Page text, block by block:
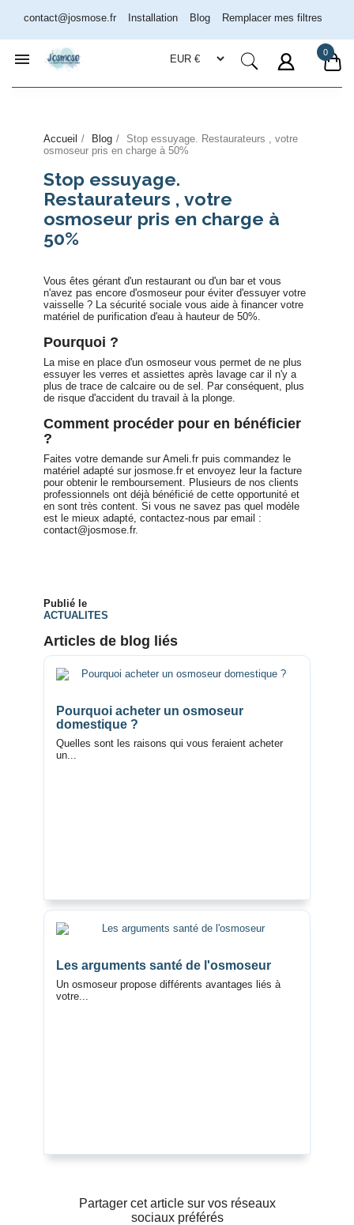
contact@josmose.fr Installation Blog Remplacer mes filtres
 0
Accueil Blog
Stop essuyage. Restaurateurs , votre
osmoseur pris en charge à 50%
Stop essuyage.
Restaurateurs , votre
osmoseur pris en charge à
50%
Vous êtes gérant d'un restaurant ou d'un bar et vous
n'avez pas encore d'osmoseur pour éviter d'essuyer votre
vaisselle ? La sécurité sociale vous aide à financer votre
matériel de purification d'eau à hauteur de 50%.
Pourquoi ?
La mise en place d'un osmoseur vous permet de ne plus
essuyer les verres et assiettes après lavage car il n'y a
plus de trace de calcaire ou de sel. Par conséquent, plus
de risque d'accident du travail à la plonge.
Comment procéder pour en bénéficier
?
Faites votre demande sur Ameli.fr puis commandez le
matériel adapté sur josmose.fr et envoyez leur la facture
pour obtenir le remboursement. Plusieurs de nos clients
professionnels ont déjà bénéficié de cette opportunité et
en sont très content. Si vous ne savez pas quel modèle
est le mieux adapté, contactez-nous par email :
contact@josmose.fr.
Publié le
ACTUALITES
Articles de blog liés
Pourquoi acheter un osmoseur
domestique ?
Quelles sont les raisons qui vous feraient acheter
un...
Les arguments santé de l'osmoseur
Un osmoseur propose différents avantages liés à
votre...
Partager cet article sur vos réseaux
sociaux préférés
Assistant Josmose